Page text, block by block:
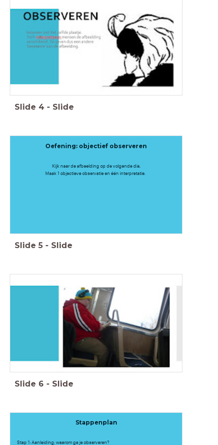
Slide 4 - Slide
Oefening: objectief observeren
Kijk naar de afbeelding op de volgende dia.
Maak 1 objectieve observatie en één interpretatie.
Slide 5 - Slide
Slide 6 - Slide
Stappenplan
Stap 1: Aanleiding; waarom ga je observeren?